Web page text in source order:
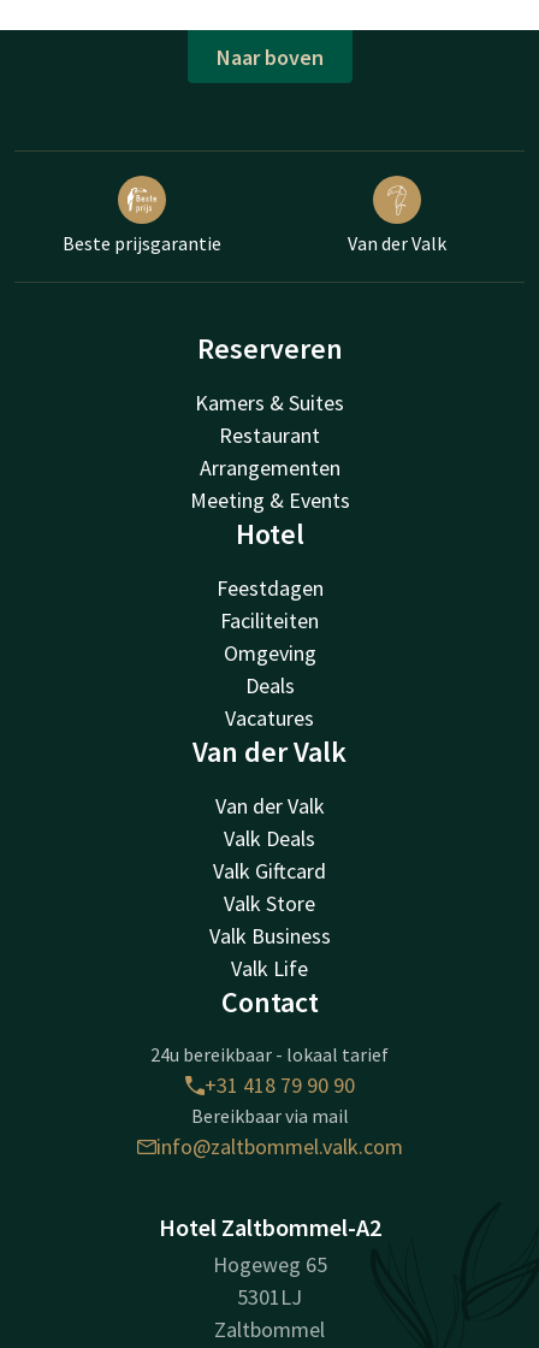
Naar boven
Beste prijsgarantie Van der Valk
Reserveren
Kamers & Suites
Restaurant
Arrangementen
Meeting & Events
Hotel
Feestdagen
Faciliteiten
Omgeving
Deals
Vacatures
Van der Valk
Van der Valk
Valk Deals
Valk Giftcard
Valk Store
Valk Business
Valk Life
Contact
24u bereikbaar - lokaal tarief
+31 418 79 90 90
Bereikbaar via mail
info@zaltbommel.valk.com
Hotel Zaltbommel-A2
Hogeweg 65
5301LJ
Zaltbommel